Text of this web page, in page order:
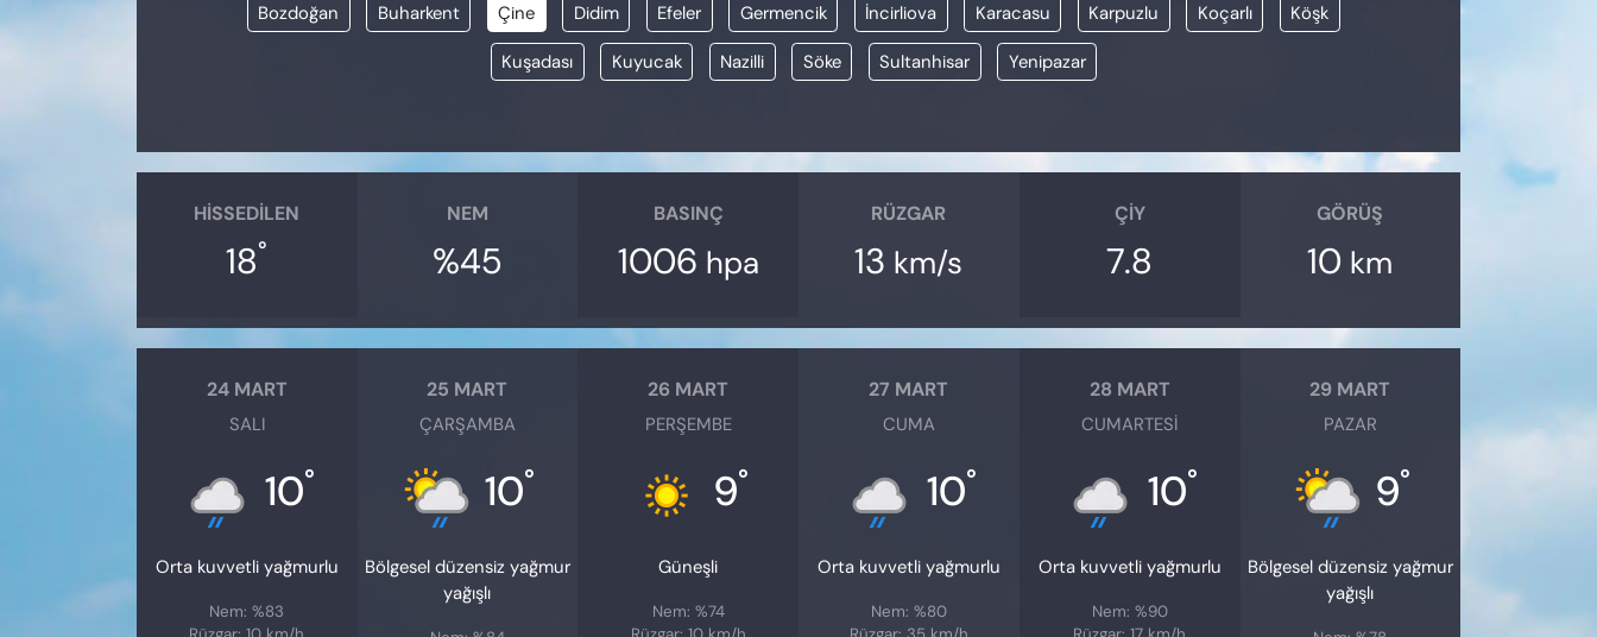
Bozdoğan Buharkent Çine Didim Efeler Germencik İncirliova Karacasu Karpuzlu Koçarlı Köşk
Kuşadası Kuyucak Nazilli Söke Sultanhisar Yenipazar
HISSEDILEN
18°
NEM
%45
BASINÇ
1006 hpa
RÜZGAR
13 km/s
ÇIY
7.8
GÖRÜŞ
10 km
24 MART
SALI
10°
Orta kuvvetli yağmurlu
Nem: %83
25 MART
ÇARŞAMBA
10°
Bölgesel düzensiz yağmur
yağışlı
26 MART
PERŞEMBE
9°
Güneşli
Nem: %74
27 MART
CUMA
10°
Orta kuvvetli yağmurlu
Nem: %80
28 MART
CUMARTESI
10°
Orta kuvvetli yağmurlu
Nem: %90
29 MART
PAZAR
9°
Bölgesel düzensiz yağmur
yağışlı